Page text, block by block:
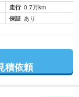
走行 0.7万km
保証 あり
積依頼